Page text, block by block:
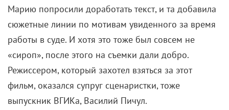
произведением, порочащим советскую молодежь.